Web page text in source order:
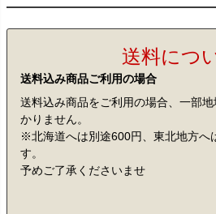
送料につ
送料込み商品ご利用の場合
送料込み商品をご利用の場合、一部
かりません。
※北海道へは別途600円、東北地方へ
す。
予めご了承くださいませ